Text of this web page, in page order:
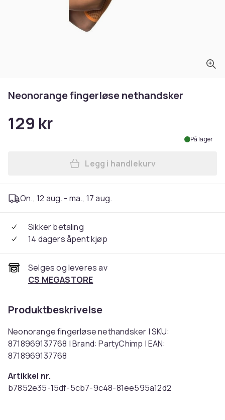
Neonorange fingerløse nethandsker
129 kr
På lager
Legg Neonorange
Legg i handlekurv
On., 12 aug. - ma., 17 aug.
Sikker betaling
14 dagers åpent kjøp
Selges og leveres av
CS MEGASTORE
Produktbeskrivelse
Neonorange fingerløse nethandsker | SKU:
8718969137768 | Brand: PartyChimp | EAN:
8718969137768
Artikkel nr.
b7852e35-15df-5cb7-9c48-81ee595a12d2